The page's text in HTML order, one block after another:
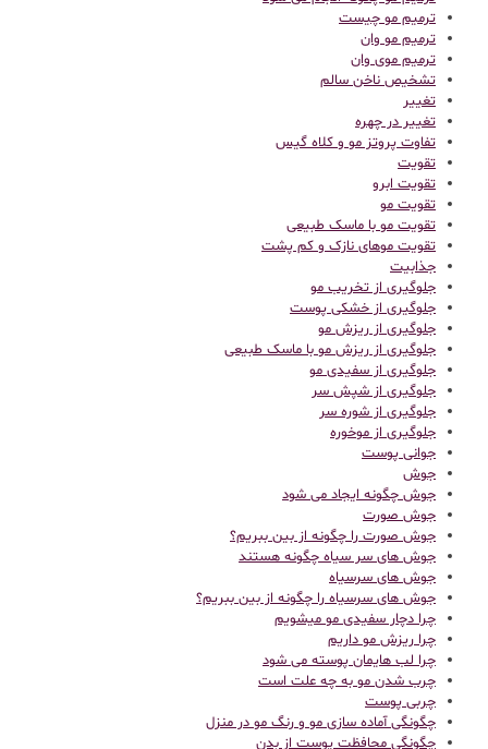
ترمیم مو چیست
ترمیم مو وان
ترمیم موی وان
تشخیص ناخن سالم
تغییر
تغییر در چهره
تفاوت پروتز مو و کلاه گیس
تقویت
تقویت ابرو
تقویت مو
تقویت مو با ماسک طبیعی
تقویت موهای نازک و کم پشت
جذابیت
جلوگیری از تخریب مو
جلوگیری از خشکی پوست
جلوگیری از ریزش مو
جلوگیری از ریزش مو با ماسک طبیعی
جلوگیری از سفیدی مو
جلوگیری از شپش سر
جلوگیری از شوره سر
جلوگیری از موخوره
جوانی پوست
جوش
جوش چگونه ایجاد می شود
جوش صورت
جوش صورت را چگونه از بین ببریم؟
جوش های سر سیاه چگونه هستند
جوش های سرسیاه
جوش های سرسیاه را چگونه از بین ببریم؟
چرا دچار سفیدی مو میشویم
چرا ریزش مو داریم
چرا لب هایمان پوسته می شود
چرب شدن مو به چه علت است
چربی پوست
چگونگی آماده سازی مو و رنگ مو در منزل
چگونگی محافظت پوست از بدن